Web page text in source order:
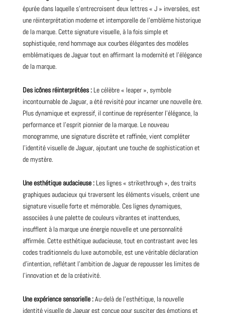
épurée dans laquelle s’entrecroisent deux lettres « J » inversées, est
une réinterprétation moderne et intemporelle de l’emblème historique
de la marque. Cette signature visuelle, à la fois simple et
sophistiquée, rend hommage aux courbes élégantes des modèles
emblématiques de Jaguar tout en affirmant la modernité et l’élégance
de la marque.
Des icônes réinterprétées :Le célèbre « leaper », symbole
incontournable de Jaguar, a été revisité pour incarner une nouvelle ère.
Plus dynamique et expressif, il continue de représenter l’élégance, la
performance et l’esprit pionnier de la marque. Le nouveau
monogramme, une signature discrète et raffinée, vient compléter
l’identité visuelle de Jaguar, ajoutant une touche de sophistication et
de mystère.
Une esthétique audacieuse :Les lignes « strikethrough », des traits
graphiques audacieux qui traversent les éléments visuels, créent une
signature visuelle forte et mémorable. Ces lignes dynamiques,
associées à une palette de couleurs vibrantes et inattendues,
insufflent à la marque une énergie nouvelle et une personnalité
affirmée. Cette esthétique audacieuse, tout en contrastant avec les
codes traditionnels du luxe automobile, est une véritable déclaration
d’intention, reflétant l’ambition de Jaguar de repousser les limites de
l’innovation et de la créativité.
Une expérience sensorielle :Au-delà de l’esthétique, la nouvelle
identité visuelle de Jaguar est conçue pour susciter des émotions et